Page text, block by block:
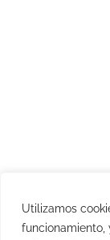
Utilizamos
funcionamiento,